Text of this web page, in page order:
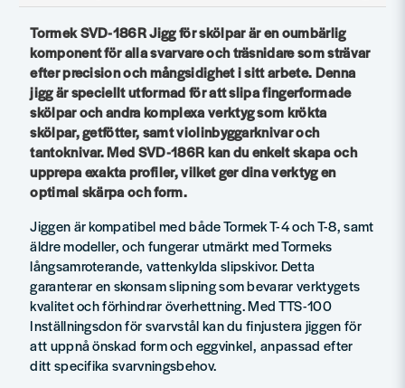
Tormek SVD-186R Jigg för skölpar är en oumbärlig
komponent för alla svarvare och träsnidare som strävar
efter precision och mångsidighet i sitt arbete. Denna
jigg är speciellt utformad för att slipa fingerformade
skölpar och andra komplexa verktyg som krökta
skölpar, getfötter, samt violinbyggarknivar och
tantoknivar. Med SVD-186R kan du enkelt skapa och
upprepa exakta profiler, vilket ger dina verktyg en
optimal skärpa och form.
Jiggen är kompatibel med både Tormek T-4 och T-8, samt
äldre modeller, och fungerar utmärkt med Tormeks
långsamroterande, vattenkylda slipskivor. Detta
garanterar en skonsam slipning som bevarar verktygets
kvalitet och förhindrar överhettning. Med TTS-100
Inställningsdon för svarvstål kan du finjustera jiggen för
att uppnå önskad form och eggvinkel, anpassad efter
ditt specifika svarvningsbehov.